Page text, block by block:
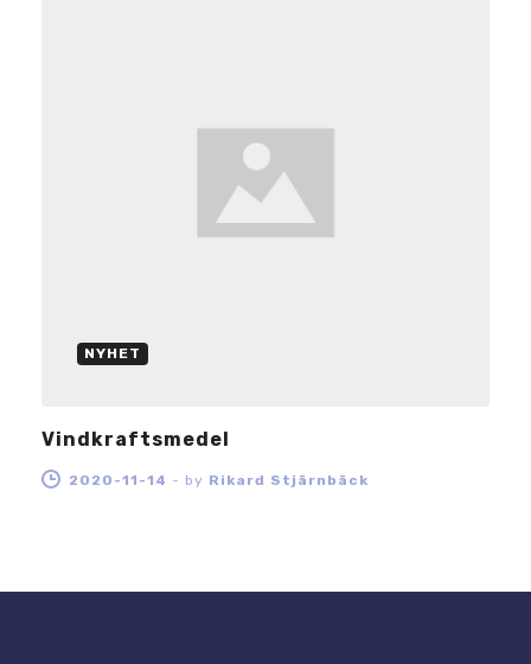
NYHET
Vindkraftsmedel
2020-11-14 - by Rikard Stjärnbäck